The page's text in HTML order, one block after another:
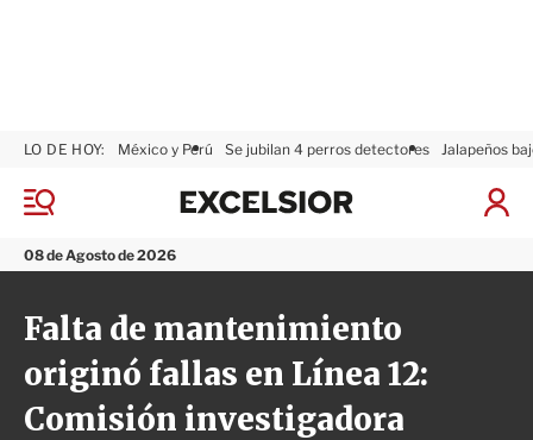
M
n
ú
08 de Agosto de 2026
LO DE HOY: México y Perú Se jubilan 4 perros detectores Jalapeños
I
x
l
i
o
r
Falta de mantenimiento
originó fallas en Línea 12:
Comisión investigadora